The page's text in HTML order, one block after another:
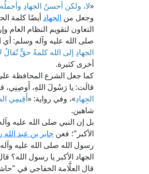
«لا، ولكن أحسنُ الجهادِ
وجعل من الجهاد أيضًا كلمة
التعاون لتقويم النظام العام
صلى الله عليه وآله وسلم:
الجهادِ إلى الله كلمةُ حقٍّ تُقالُ
أخرى كثيرة.
كما جعل الشرع المحافظة
قالَت: يا رَسُولَ اللهِ، أَوصِنِي،
الجِهادِ»، وفي رواية: «أَقِيمِي
شاهين.
بل إن النبي صلى الله عليه
الأكبر"؛ فعن جابر بن عبد
رسول الله صلى الله عليه
الجهاد الأكبر يا رسول الله؟
قال العلَّامة الخفاجي في